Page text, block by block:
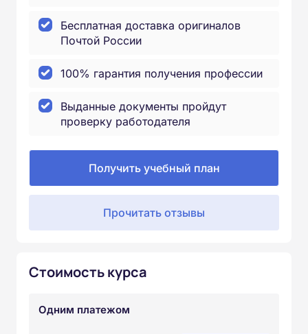
Бесплатная доставка оригиналов
Почтой России
100% гарантия получения профессии
Выданные документы пройдут
проверку работодателя
Получить учебный план
Прочитать отзывы
Стоимость курса
Одним платежом